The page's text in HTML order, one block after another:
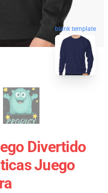
blank template
Divertido
Juego